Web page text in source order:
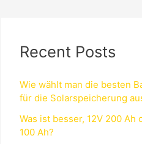
Recent Posts
Wie wählt man die besten
für die Solarspeicherung
Was ist besser, 12V 200 Ah
100 Ah?